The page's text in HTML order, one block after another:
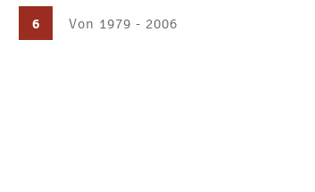
6 Von 1979 - 2006